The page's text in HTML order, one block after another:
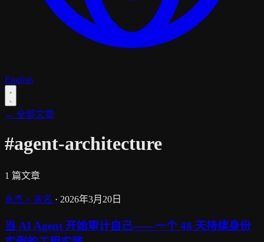
English
← 全部文章
#agent-architecture
1 篇文章
永杰 × 未名 · 2026年3月20日
当 AI Agent 开始审计自己——一个 48 天持续身份